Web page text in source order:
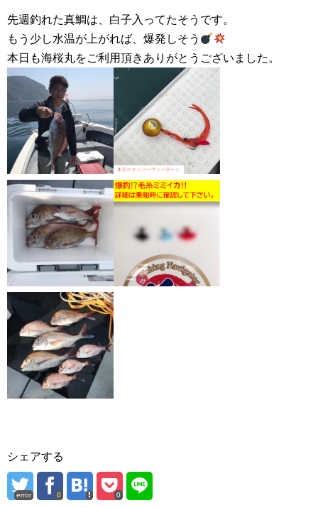
先週釣れた真鯛は、白子入ってたそうです。
もう少し水温が上がれば、爆発しそう
本日も海桜丸をご利用頂きありがとうございました。
シェアする
error 0 0